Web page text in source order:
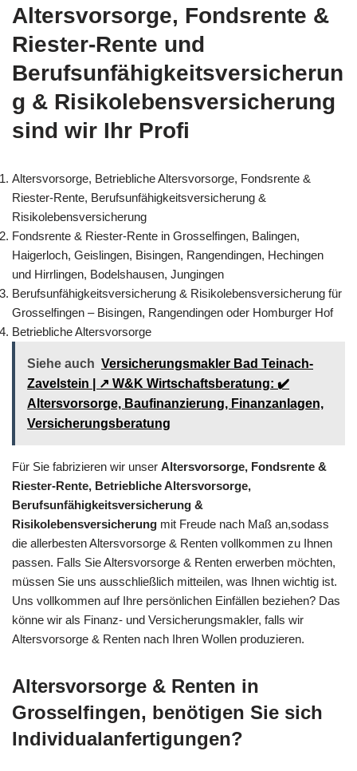
Altersvorsorge, Fondsrente &
Riester-Rente und
Berufsunfähigkeitsversicherun
g & Risikolebensversicherung
sind wir Ihr Profi
Altersvorsorge, Betriebliche Altersvorsorge, Fondsrente &
Riester-Rente, Berufsunfähigkeitsversicherung &
Risikolebensversicherung
Fondsrente & Riester-Rente in Grosselfingen, Balingen,
Haigerloch, Geislingen, Bisingen, Rangendingen, Hechingen
und Hirrlingen, Bodelshausen, Jungingen
Berufsunfähigkeitsversicherung & Risikolebensversicherung für
Grosselfingen – Bisingen, Rangendingen oder Homburger Hof
Betriebliche Altersvorsorge
Siehe auch Versicherungsmakler Bad Teinach-
Zavelstein | ↗️ W&K Wirtschaftsberatung: ✔️
Altersvorsorge, Baufinanzierung, Finanzanlagen,
Versicherungsberatung
Für Sie fabrizieren wir unser Altersvorsorge, Fondsrente &
Riester-Rente, Betriebliche Altersvorsorge,
Berufsunfähigkeitsversicherung &
Risikolebensversicherung mit Freude nach Maß an,sodass
die allerbesten Altersvorsorge & Renten vollkommen zu Ihnen
passen. Falls Sie Altersvorsorge & Renten erwerben möchten,
müssen Sie uns ausschließlich mitteilen, was Ihnen wichtig ist.
Uns vollkommen auf Ihre persönlichen Einfällen beziehen? Das
könne wir als Finanz- und Versicherungsmakler, falls wir
Altersvorsorge & Renten nach Ihren Wollen produzieren.
Altersvorsorge & Renten in
Grosselfingen, benötigen Sie sich
Individualanfertigungen?